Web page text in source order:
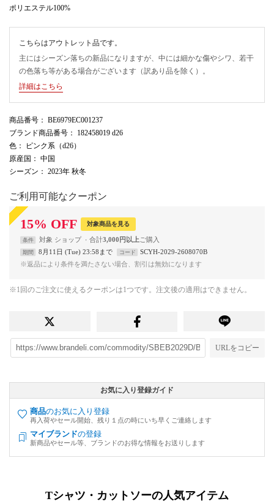
ポリエステル100%
こちらはアウトレット品です。
主にはシーズン落ちの新品になりますが、中には細かな傷やシワ、若干
の色落ち等がある場合がございます（訳あり品を除く）。
詳細はこちら
商品番号 ： BE6979EC001237
ブランド商品番号 ： 182458019 d26
色 ： ピンク系（d26）
原産国 ： 中国
シーズン ： 2023年 秋冬
ご利用可能なクーポン
15% OFF 対象商品を見る
条件 対象 ショップ 合計3,000円以上
期間 8月11日 (Tue) 23:58まで コード
SCYH-2029-2608070B
※返品により条件を満たさない場合、割引は無効になります
※1回のご注文に使えるクーポンは1つです。注文後の適用はできません。
URLをコピー
お気に入り登録ガイド
商品のお気に入り登録
再入荷やセール開始、残り１点の時にいち早くご連絡します
マイブランドの登録
新商品やセール等、ブランドのお得な情報をお送りします
Tシャツ・カットソーの人気アイテム